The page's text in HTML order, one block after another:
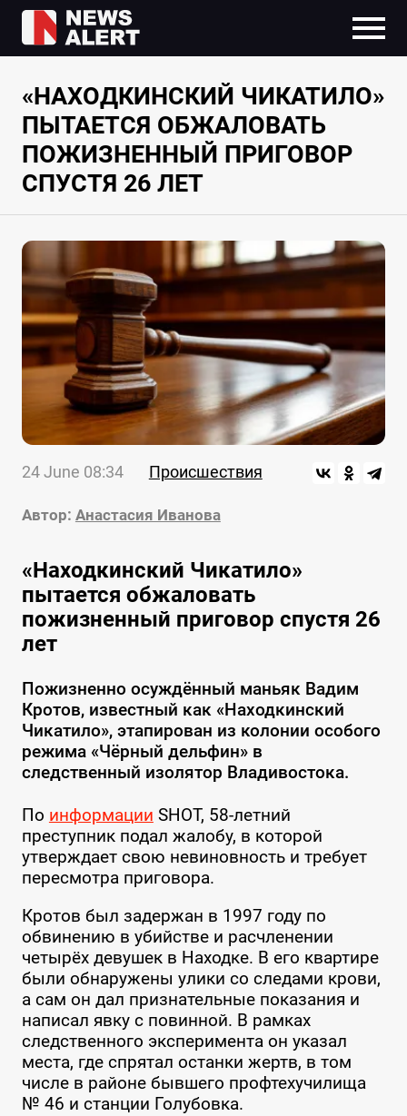
«НАХОДКИНСКИЙ ЧИКАТИЛО»
ПЫТАЕТСЯ ОБЖАЛОВАТЬ
ПОЖИЗНЕННЫЙ ПРИГОВОР
СПУСТЯ 26 ЛЕТ
24 June 08:34 Происшествия
Автор: Анастасия Иванова
«Находкинский Чикатило»
пытается обжаловать
пожизненный приговор спустя 26
лет
Пожизненно осуждённый маньяк Вадим
Кротов, известный как «Находкинский
Чикатило», этапирован из колонии особого
режима «Чёрный дельфин» в
следственный изолятор Владивостока.
По информации SHOT, 58-летний
преступник подал жалобу, в которой
утверждает свою невиновность и требует
пересмотра приговора.
Кротов был задержан в 1997 году по
обвинению в убийстве и расчленении
четырёх девушек в Находке. В его квартире
были обнаружены улики со следами крови,
а сам он дал признательные показания и
написал явку с повинной. В рамках
следственного эксперимента он указал
места, где спрятал останки жертв, в том
числе в районе бывшего профтехучилища
№ 46 и станции Голубовка.